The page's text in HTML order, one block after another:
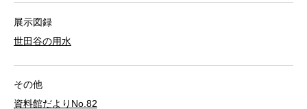
展示図録
世田谷の用水
その他
資料館だよりNo.82